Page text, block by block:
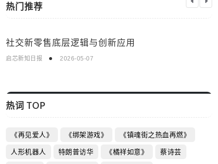
热门推荐
科技资讯
社交新零售底层逻辑与创新应用
启芯新知日报 2026-05-07
热词 TOP
《再见爱人》 《绑架游戏》 《镇魂街之热血再燃》
人形机器人 特朗普访华 《橘祥如意》 蔡诗芸